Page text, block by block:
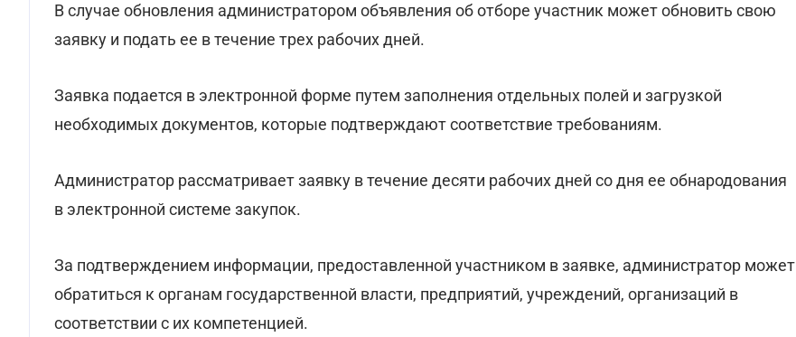
В случае обновления администратором объявления об отборе участник может обновить свою
заявку и подать ее в течение трех рабочих дней.
Заявка подается в электронной форме путем заполнения отдельных полей и загрузкой
необходимых документов, которые подтверждают соответствие требованиям.
Администратор рассматривает заявку в течение десяти рабочих дней со дня ее обнародования
в электронной системе закупок.
За подтверждением информации, предоставленной участником в заявке, администратор может
обратиться к органам государственной власти, предприятий, учреждений, организаций в
соответствии с их компетенцией.